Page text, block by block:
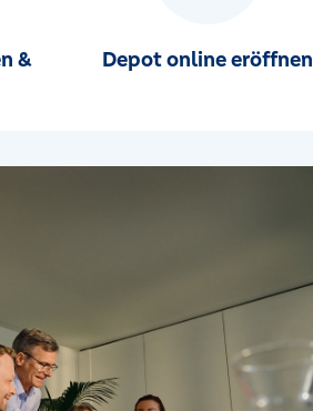
&
Depot online eröffnen